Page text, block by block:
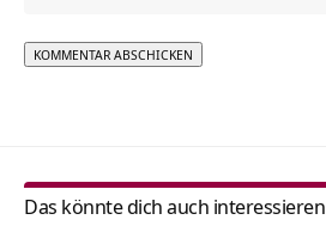
Das könnte dich auch interessieren